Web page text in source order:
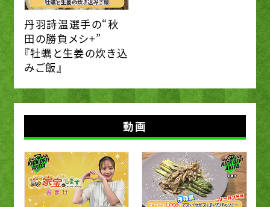
丹羽詩温選手の“秋
田の勝負メシ+”
『牡蠣と生姜の炊き込
みご飯』
動画